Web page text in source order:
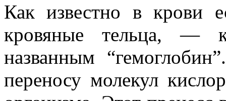
Как известно в крови
кровяные тельца, —
названным
переносу молекул